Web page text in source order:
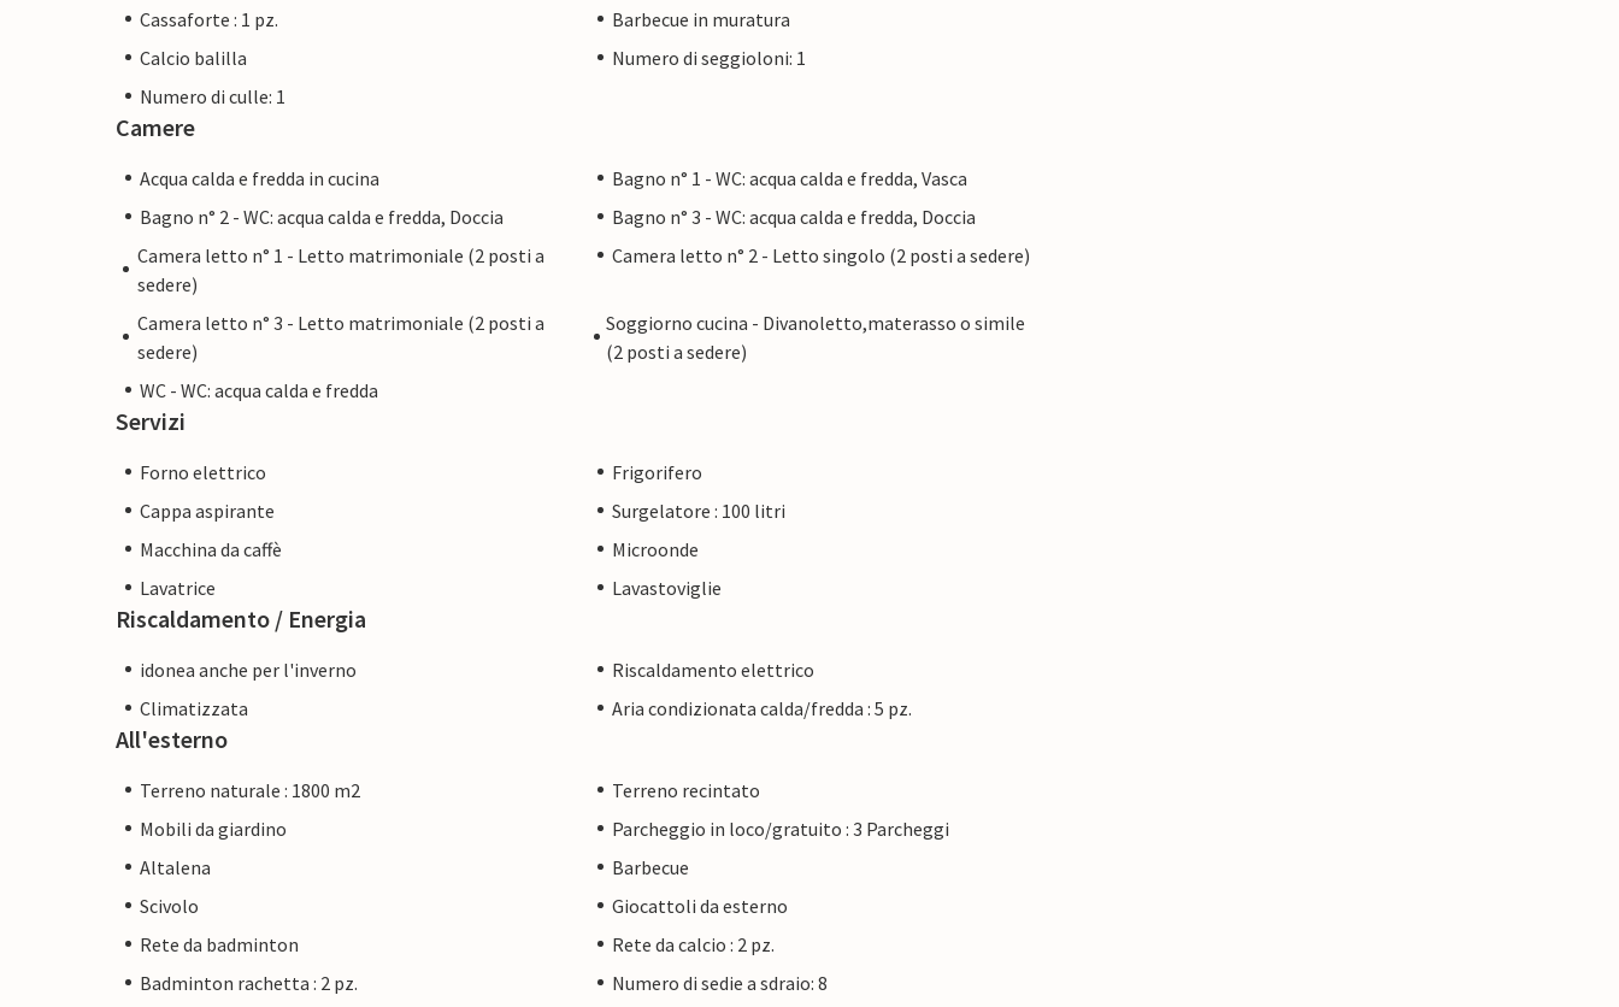
Cassaforte : 1 pz.
Barbecue in muratura
Calcio balilla
Numero di seggioloni: 1
Numero di culle: 1
Camere
Acqua calda e fredda in cucina
Bagno n° 1 - WC: acqua calda e fredda, Vasca
Bagno n° 2 - WC: acqua calda e fredda, Doccia
Bagno n° 3 - WC: acqua calda e fredda, Doccia
Camera letto n° 1 - Letto matrimoniale (2 posti a
sedere)
Camera letto n° 2 - Letto singolo (2 posti a sedere)
Camera letto n° 3 - Letto matrimoniale (2 posti a
sedere)
Soggiorno cucina - Divanoletto,materasso o simile
(2 posti a sedere)
WC - WC: acqua calda e fredda
Servizi
Forno elettrico
Frigorifero
Cappa aspirante
Surgelatore : 100 litri
Macchina da caffè
Microonde
Lavatrice
Lavastoviglie
Riscaldamento / Energia
idonea anche per l'inverno
Riscaldamento elettrico
Climatizzata
Aria condizionata calda/fredda : 5 pz.
All'esterno
Terreno naturale : 1800 m2
Terreno recintato
Mobili da giardino
Parcheggio in loco/gratuito : 3 Parcheggi
Altalena
Barbecue
Scivolo
Giocattoli da esterno
Rete da badminton
Rete da calcio : 2 pz.
Badminton rachetta : 2 pz.
Numero di sedie a sdraio: 8